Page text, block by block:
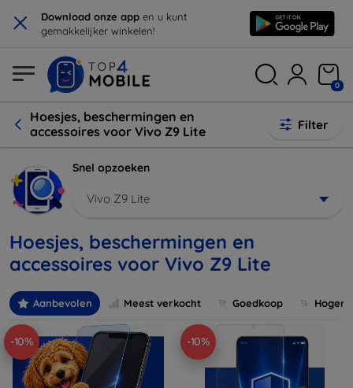
× Download onze app en u kunt
gemakkelijker winkelen!
0
Hoesjes, beschermingen en
accessoires voor Vivo Z9 Lite
Filter
Snel opzoeken
Vivo Z9 Lite
Hoesjes, beschermingen en
accessoires voor Vivo Z9 Lite
Aanbevolen Meest verkocht Goedkoop
-10% -10%